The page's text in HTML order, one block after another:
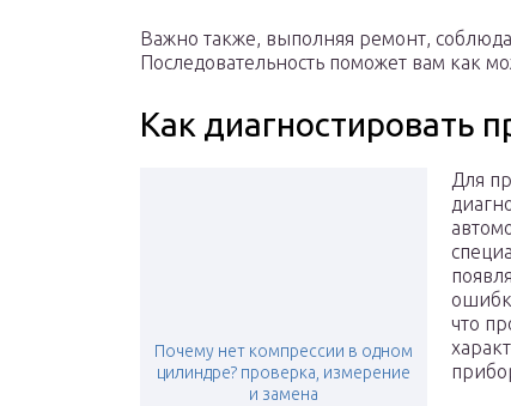
Важно также, выполняя ремонт,
Последовательность поможет вам как
Как диагностировать
Почему нет компрессии в одном
цилиндре? проверка, измерение
и замена
Для
что